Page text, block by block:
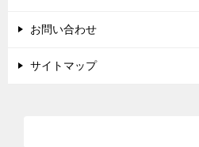
お問い合わせ
サイトマップ